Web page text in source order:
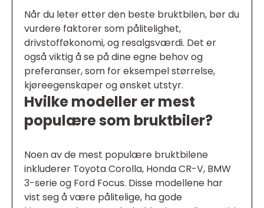
Når du leter etter den beste bruktbilen, bør du
vurdere faktorer som pålitelighet,
drivstofføkonomi, og resalgsværdi. Det er
også viktig å se på dine egne behov og
preferanser, som for eksempel størrelse,
kjøreegenskaper og ønsket utstyr.
Hvilke modeller er mest
populære som bruktbiler?
Noen av de mest populære bruktbilene
inkluderer Toyota Corolla, Honda CR-V, BMW
3-serie og Ford Focus. Disse modellene har
vist seg å være pålitelige, ha gode